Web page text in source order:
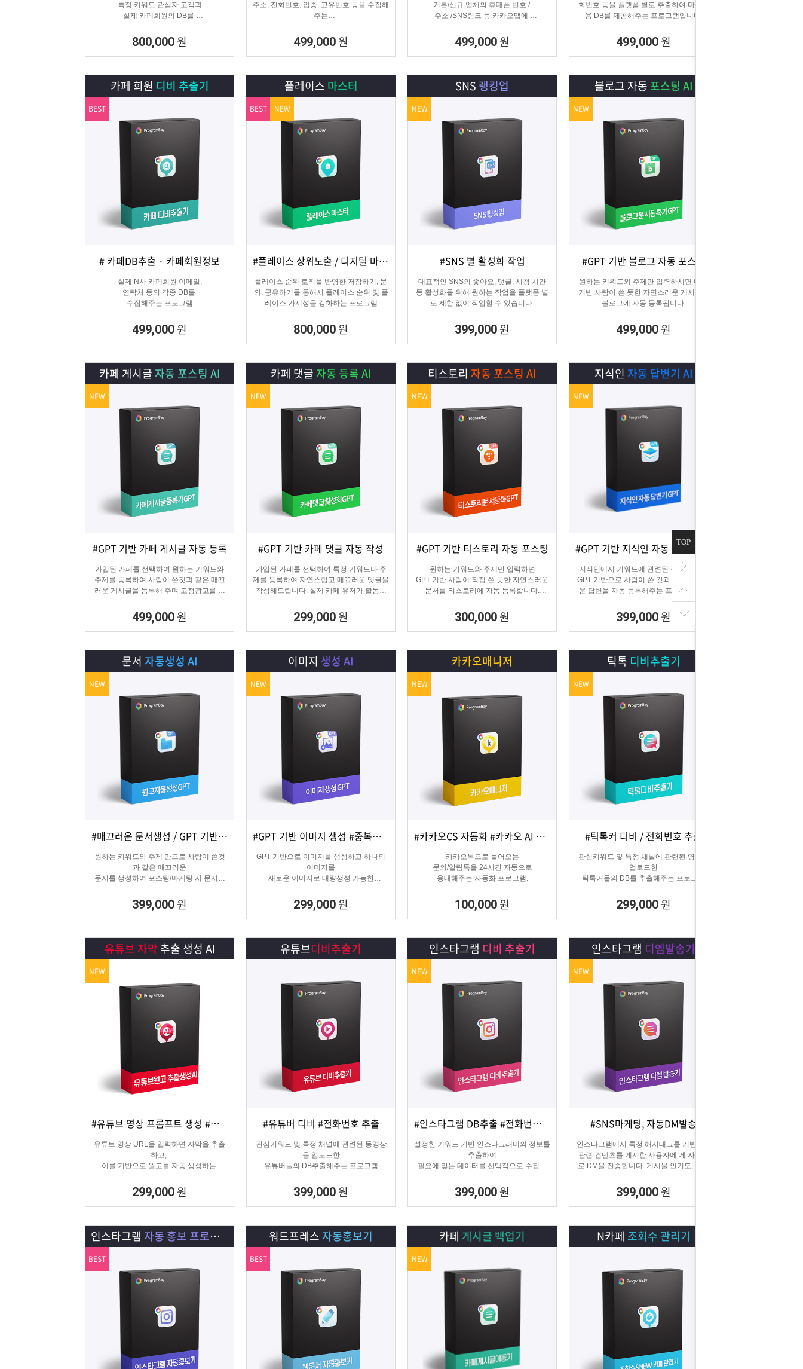
특정 키워드 관심자 고객과
실제 카페회원의 DB를
800,000 원
주소, 전화번호, 업종, 고유번호 등을 수집해
주는
집 프로그램
499,000 원
기본/신규 업체의 휴대폰 번호 /
주소 /SNS링크 등 카카오맵에
수집하는 DB추출 프로그램
499,000 원
화번호 등을 플랫폼 별로 추출하여 마케팅
용 DB를 제공해주는 프로그램입니다.
499,000 원
카페 회원 디비 추출기
상세보기 담기
# 카페DB추출 · 카페회원정보
실제 N사 카페회원 이메일,
연락처 등의 각종 DB를
수집해주는 프로그램
499,000 원
BEST
플레이스 마스터
상세보기 담기 #플레이스 상위노출 / 디지털 마케팅
플레이스 순위 로직을 반영한 저장하기, 문
의, 공유하기를 통해서 플레이스 순위 및 플
레이스 가시성을 강화하는 프로그램
800,000 원
BEST NEW
SNS 랭킹업
상세보기 담기
#SNS 별 활성화 작업
대표적인 SNS의 좋아요, 댓글, 시청 시간
등 활성화를 위해 원하는 작업을 플랫폼 별
로 제한 없이 작업할 수 있습니다.
정 활성화하기에 적합한 프로그램입니다.
399,000 원
NEW
블로그 자동 포스팅 AI
상세보기 담기
#GPT 기반 블로그 자동 포스팅
원하는 키워드와 주제만 입력하시면 GPT
기반 사람이 쓴 듯한 자연스러운 게시글을
블로그에 자동 등록됩니다.
그에 홍보하기 적합한
마케팅 프로그램입니다.
499,000 원
NEW
카페 게시글 자동 포스팅 AI
상세보기 담기
#GPT 기반 카페 게시글 자동 등록
가입된 카페를 선택하여 원하는 키워드와
주제를 등록하여 사람이 쓴것과 같은 매끄
러운 게시글을 등록해 주며 고정광고를 통
업로드 할 수 있습니다.
499,000 원
NEW
카페 댓글 자동 등록 AI
상세보기 담기
#GPT 기반 카페 댓글 자동 작성
가입된 카페를 선택하여 특정 키워드나 주
제를 등록하여 자연스럽고 매끄러운 댓글을
작성해드립니다. 실제 카페 유저가 활동하
활성화 효과를 보실 수 있습니다.
299,000 원
NEW
티스토리 자동 포스팅 AI
상세보기 담기
#GPT 기반 티스토리 자동 포스팅
원하는 키워드와 주제만 입력하면
GPT 기반 사람이 직접 쓴 듯한 자연스러운
문서를 티스토리에 자동 등록합니다.
에 적합한 마케팅 프로그램 입니다.
300,000 원
NEW
지식인 자동 답변기 AI
상세보기 담기
지식인에서 키워드에 관련된 질문을 찾아
GPT 기반으로 사람이 쓴 것과 같은 매끄러
운 답변을 자동 등록해주는 프로그램입니
399,000 원
NEW
문서 자동생성 AI
상세보기 담기 #매끄러운 문서생성 / GPT 기반 문서
원하는 키워드와 주제 만으로 사람이 쓴것
과 같은 매끄러운
문서를 생성하여 포스팅/마케팅 시 문서생
소모되는 시간을 없애주는 고퀄리티 문서생
성 프로그램입니다.
399,000 원
NEW
이미지 생성 AI
상세보기 담기 #GPT 기반 이미지 생성 #중복이미지 #유사이미지
GPT 기반으로 이미지를 생성하고 하나의
이미지를
새로운 이미지로 대량생성 가능한
299,000 원
NEW
카카오매니저
상세보기 담기 #카카오CS 자동화 #카카오 AI 답변 #카카오자동발송
카카오톡으로 들어오는
문의/알림톡을 24시간 자동으로
응대해주는 자동화 프로그램.
100,000 원
NEW
틱톡 디비추출기
상세보기 담기
#틱톡커 디비 / 전화번호 추출
관심키워드 및 특정 채널에 관련된 영상을
업로드한
틱톡커들의 DB를 추출해주는 프로그램
299,000 원
NEW
유튜브 자막 추출 생성 AI
상세보기 담기 #유튜브 영상 프롬프트 생성 #유튜브 영상제작
유튜브 영상 URL을 입력하면 자막을 추출
하고,
이를 기반으로 원고를 자동 생성하는
램입니다.
299,000 원
NEW
유튜브디비추출기
상세보기 담기
#유튜버 디비 #전화번호 추출
관심키워드 및 특정 채널에 관련된 동영상
을 업로드한
유튜버들의 DB추출해주는 프로그램
399,000 원
인스타그램 디비 추출기
상세보기 담기#인스타그램 DB추출 #전화번호, 이메일 추출
설정한 키워드 기반 인스타그래머의 정보를
추출하여
필요에 맞는 데이터를 선택적으로 수집할
399,000 원
NEW
인스타그램 디엠발송기
상세보기 담기
#SNS마케팅, 자동DM발송
인스타그램에서 특정 해시태그를 기반으로
관련 컨텐츠를 게시한 사용자에 게 자동으
로 DM을 전송합니다. 게시물 인기도, 최신
래머에게 DM을 발송하여 관심을 끌 수 있
습니다.
399,000 원
NEW
인스타그램 자동 홍보 프로그램
BEST
워드프레스 자동홍보기
BEST
카페 게시글 백업기
NEW
N카페 조회수 관리기
TOP